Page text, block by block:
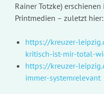
Rainer Totzke)
Printmedien – zuletzt hier:
https://kreuzer-
kritisch-ist-mir-total-
https://kreuzer-
immer-systemrelevant